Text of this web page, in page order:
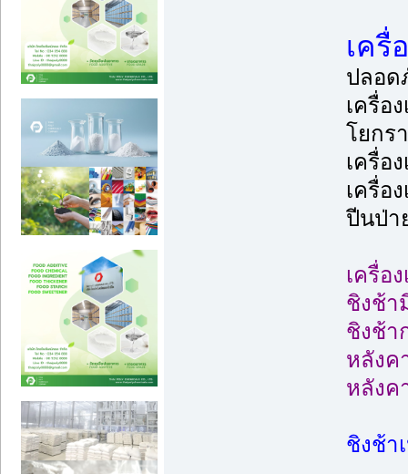
เครื่
ปลอด
เครื่อ
โยกร
เครื่อ
เครื่อ
ปีนป่า
เครื่อ
ชิงช้า
ชิงช้า
หลังค
หลังค
ชิงช้า